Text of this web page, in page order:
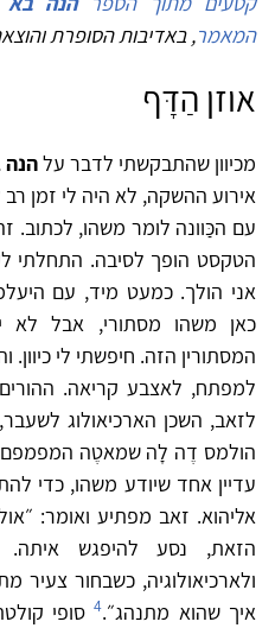
המאמר, באדיבות הסופרת
אוזן הַדָּף
מכיוון שהתבקשתי לדבר עלהנה
אירוע ההשקה, לא היה לי זמן
עם הכַּוונה לומר משהו, לכתוב.
הטקסט הופך לסיבה. התחלתי
אני הולך. כמעט מיד, עם
כאן משהו מסתורי, אבל לא
למפתח, לאצבע קריאה.
לזאב, השכן הארכיאולוג
הולמס דֶה לָה שמאטֶה המפמפם
עדיין אחד שיודע משהו, כדי
אליהוא. זאב מפתיע ואומר:
הזאת, נסע להיפגש איתה.
ולארכיאולוגיה, כשבחור
איך שהוא מתנהג״.4סופי